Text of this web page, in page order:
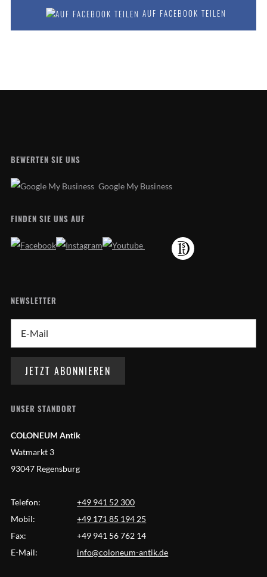
AUF FACEBOOK TEILEN
BEWERTEN SIE UNS
Google My Business
FINDEN SIE UNS AUF
NEWSLETTER
UNSER STANDORT
COLONEUM Antik
Watmarkt 3
93047 Regensburg
Telefon:
+49 941 52 300
Mobil:
+49 171 85 194 25
Fax:
+49 941 56 762 14
E-Mail:
info@coloneum-antik.de